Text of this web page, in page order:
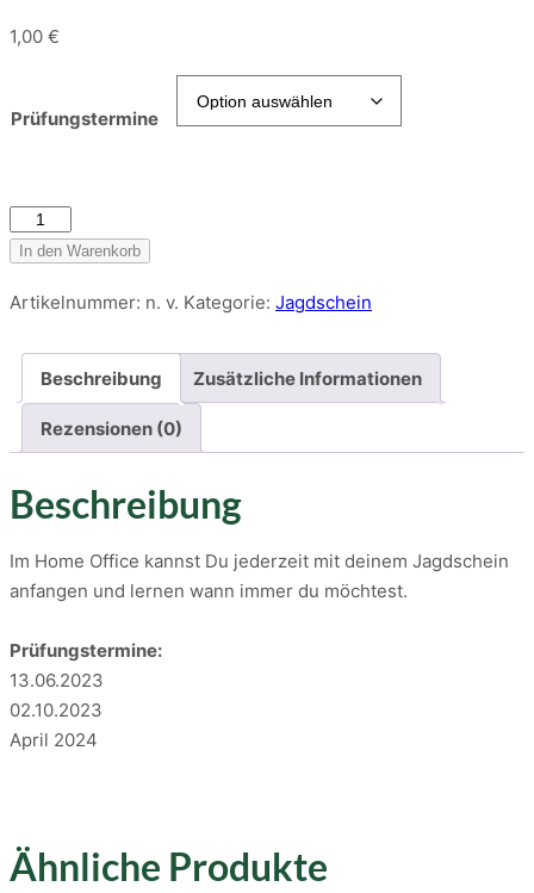
1,00 €
Prüfungstermine
Jagdschein
22/23
Online
In den Warenkorb
Artikelnummer: n. v. Kategorie: Jagdschein
Beschreibung Zusätzliche Informationen
Rezensionen (0)
Beschreibung
Im Home Office kannst Du jederzeit mit deinem Jagdschein
anfangen und lernen wann immer du möchtest.
Prüfungstermine:
13.06.2023
02.10.2023
April 2024
Ähnliche Produkte